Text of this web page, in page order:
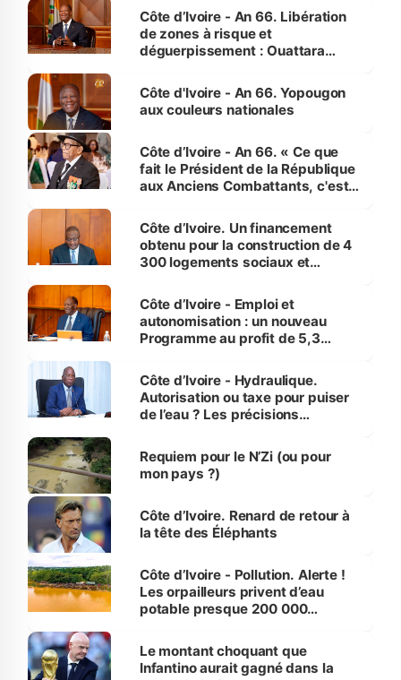
milieu des sinistrés
Côte d’Ivoire - An 66. Libération
de zones à risque et
déguerpissement : Ouattara
l'Etat de droit pour préserver les
vies humaines »
Côte d'Ivoire - An 66. Yopougon
aux couleurs nationales
Côte d’Ivoire - An 66. « Ce que
fait le Président de la République
aux Anciens Combattants, c'est
Côte d’Ivoire. Un financement
obtenu pour la construction de 4
300 logements sociaux et
et Yamoussoukro
Côte d’Ivoire - Emploi et
autonomisation : un nouveau
Programme au profit de 5,3
Côte d’Ivoire - Hydraulique.
Autorisation ou taxe pour puiser
de l’eau ? Les précisions
Requiem pour le N’Zi (ou pour
mon pays ?)
Côte d’Ivoire. Renard de retour à
la tête des Éléphants
Côte d’Ivoire - Pollution. Alerte !
Les orpailleurs privent d’eau
potable presque 200 000
Le montant choquant que
Infantino aurait gagné dans la